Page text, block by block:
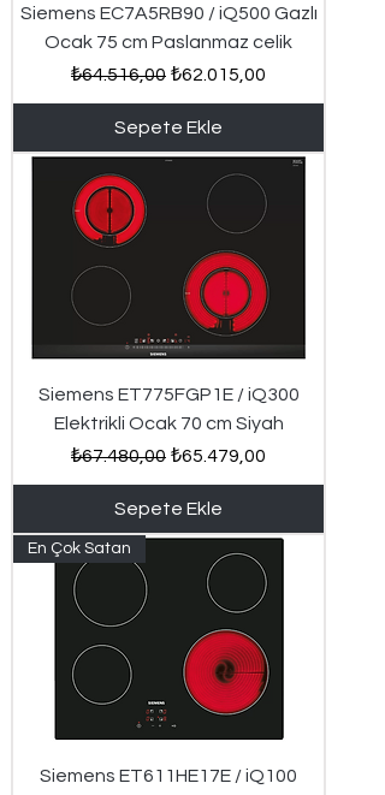
Siemens EC7A5RB90 / iQ500 Gazlı
Ocak 75 cm Paslanmaz celik
Normal Fiyat
₺64.516,00 İndirimli Fiyat
₺62.015,00
Sepete Ekle
Siemens ET775FGP1E / iQ300
Elektrikli Ocak 70 cm Siyah
Normal Fiyat
₺67.480,00 İndirimli Fiyat
₺65.479,00
Sepete Ekle
En Çok Satan
Siemens ET611HE17E / iQ100